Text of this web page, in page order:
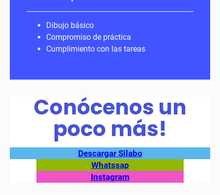
Dibujo básico
Compromiso de práctica
Cumplimiento con las tareas
Conócenos un
poco más!
Descargar Silabo
Whatssap
Instagram